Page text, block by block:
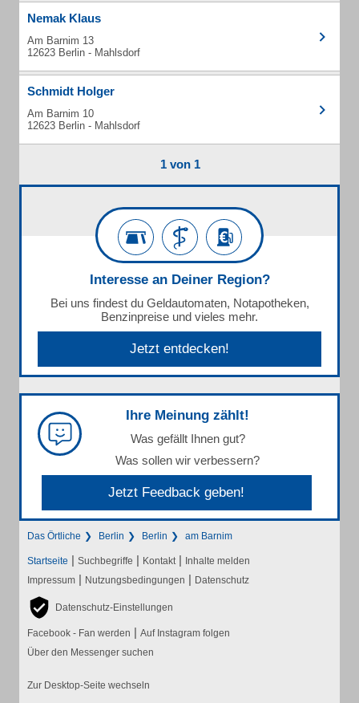
Nemak Klaus
Am Barnim 13
12623 Berlin - Mahlsdorf
Schmidt Holger
Am Barnim 10
12623 Berlin - Mahlsdorf
1 von 1
Interesse an Deiner Region?
Bei uns findest du Geldautomaten, Notapotheken,
Benzinpreise und vieles mehr.
Jetzt entdecken!
Ihre Meinung zählt!
Was gefällt Ihnen gut?
Was sollen wir verbessern?
Jetzt Feedback geben!
Das Örtliche Berlin Berlin am Barnim
Startseite | Suchbegriffe | Kontakt | Inhalte melden
Impressum | Nutzungsbedingungen | Datenschutz
Datenschutz-Einstellungen
Facebook - Fan werden | Auf Instagram folgen
Über den Messenger suchen
Zur Desktop-Seite wechseln